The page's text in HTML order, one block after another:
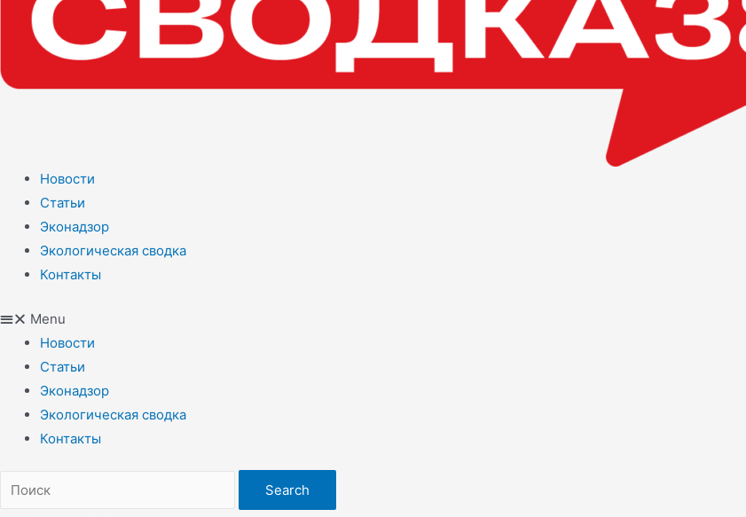
Новости
Статьи
Эконадзор
Экологическая сводка
Контакты
Menu
Новости
Статьи
Эконадзор
Экологическая сводка
Контакты
Search